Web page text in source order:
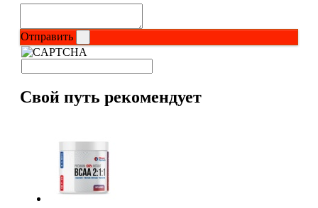
Изотоники
Энергетики
Отправить
Свой путь рекомендует